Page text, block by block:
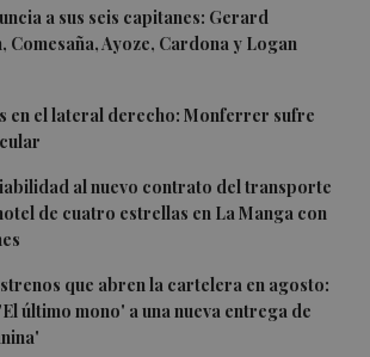
a sus seis capitanes: Gerard
Comesaña, Ayoze, Cardona y Logan
en el lateral derecho: Monferrer sufre
al nuevo contrato del transporte
de cuatro estrellas en La Manga con
que abren la cartelera en agosto:
último mono' a una nueva entrega de